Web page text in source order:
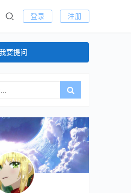
登录 注册
要提问